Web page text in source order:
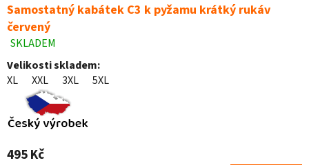
Samostatný kabátek C3 k pyžamu krátký rukáv
červený
Průměrné
hodnocení
produktu
z
hvězdiček.
SKLADEM
Velikosti skladem:
XL
XXL 3XL 5XL
495 Kč